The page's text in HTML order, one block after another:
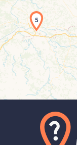
5